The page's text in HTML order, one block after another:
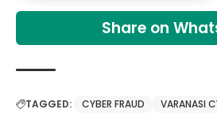
Share on
TAGGED: CYBER FRAUD
VARANASI